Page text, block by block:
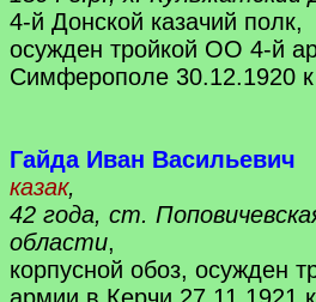
4-й Донской казачий полк,
осужден тройкой ОО 4-й
Симферополе 30.12.1920
Гайда Иван Васильевич
казак,
42 года, ст.
области,
корпусной обоз, осужден